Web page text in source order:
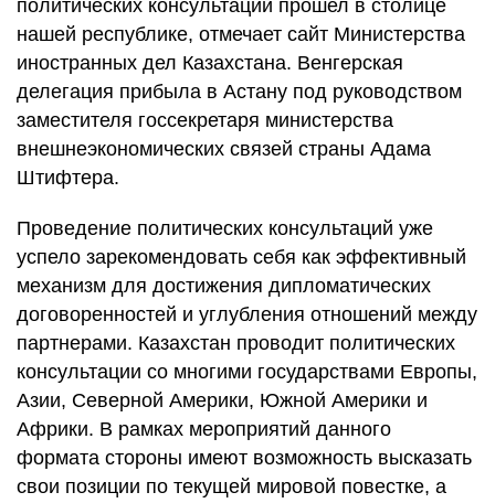
политических консультаций прошел в столице
нашей республике, отмечает сайт Министерства
иностранных дел Казахстана. Венгерская
делегация прибыла в Астану под руководством
заместителя госсекретаря министерства
внешнеэкономических связей страны Адама
Штифтера.
Проведение политических консультаций уже
успело зарекомендовать себя как эффективный
механизм для достижения дипломатических
договоренностей и углубления отношений между
партнерами. Казахстан проводит политических
консультации со многими государствами Европы,
Азии, Северной Америки, Южной Америки и
Африки. В рамках мероприятий данного
формата стороны имеют возможность высказать
свои позиции по текущей мировой повестке, а